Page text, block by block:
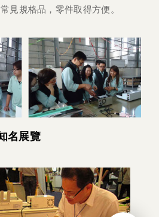
見規格品，零件取得方便。
名展覽